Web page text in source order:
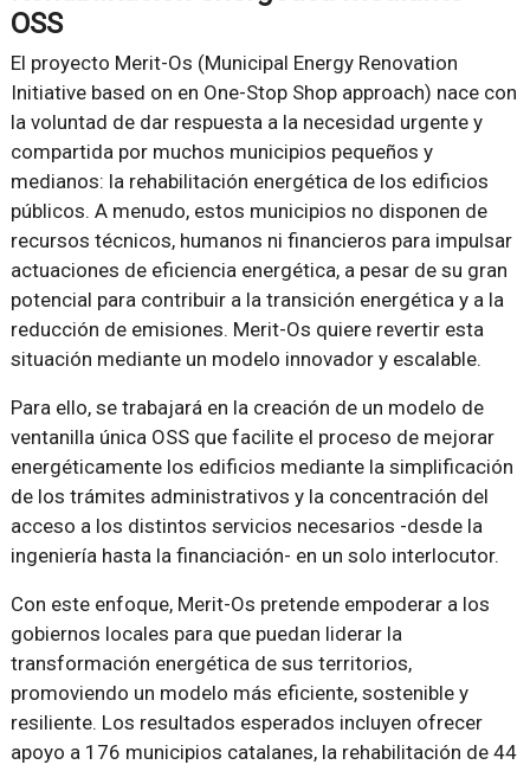
OSS
El proyecto Merit-Os (Municipal Energy Renovation
Initiative based on en One-Stop Shop approach) nace con
la voluntad de dar respuesta a la necesidad urgente y
compartida por muchos municipios pequeños y
medianos: la rehabilitación energética de los edificios
públicos. A menudo, estos municipios no disponen de
recursos técnicos, humanos ni financieros para impulsar
actuaciones de eficiencia energética, a pesar de su gran
potencial para contribuir a la transición energética y a la
reducción de emisiones. Merit-Os quiere revertir esta
situación mediante un modelo innovador y escalable.
Para ello, se trabajará en la creación de un modelo de
ventanilla única OSS que facilite el proceso de mejorar
energéticamente los edificios mediante la simplificación
de los trámites administrativos y la concentración del
acceso a los distintos servicios necesarios -desde la
ingeniería hasta la financiación- en un solo interlocutor.
Con este enfoque, Merit-Os pretende empoderar a los
gobiernos locales para que puedan liderar la
transformación energética de sus territorios,
promoviendo un modelo más eficiente, sostenible y
resiliente. Los resultados esperados incluyen ofrecer
apoyo a 176 municipios catalanes, la rehabilitación de 44